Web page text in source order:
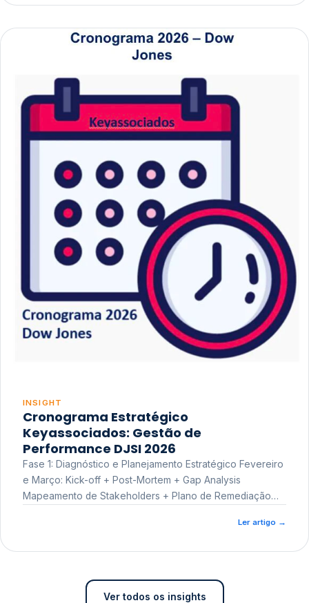
INSIGHT
Cronograma Estratégico
Keyassociados: Gestão de
Performance DJSI 2026
Fase 1: Diagnóstico e Planejamento Estratégico Fevereiro
e Março: Kick-off + Post-Mortem + Gap Analysis
Mapeamento de Stakeholders + Plano de Remediação
Ler artigo →
Ver todos os insights